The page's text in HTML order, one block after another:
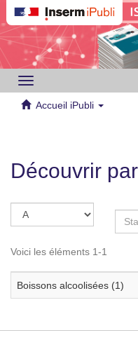
Toggle
navigation
Accueil iPubli
Découvrir
Voici les éléments 1-1
Boissons alcoolisées (1)